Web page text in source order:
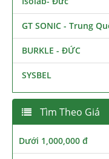
GT SONIC - Trung
BURKLE - ĐỨC
SYSBEL
Tìm Theo Giá
Dưới 1,000,000 đ